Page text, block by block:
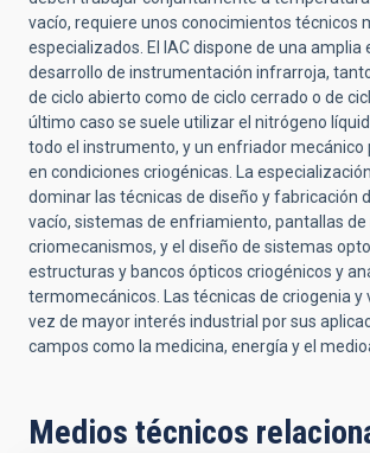
vacío, requiere unos conocimientos técnicos
especializados. El IAC dispone de una amplia
desarrollo de instrumentación infrarroja,
de ciclo abierto como de ciclo cerrado o de
último caso se suele utilizar el nitrógeno
todo el instrumento, y un enfriador mecánico
en condiciones criogénicas. La
dominar las técnicas de diseño y fabricación
vacío, sistemas de enfriamiento, pantallas de
criomecanismos, y el diseño de sistemas
estructuras y bancos ópticos criogénicos y
termomecánicos. Las técnicas de criogenia y
vez de mayor interés industrial por sus
campos como la medicina, energía y el
Medios técnicos